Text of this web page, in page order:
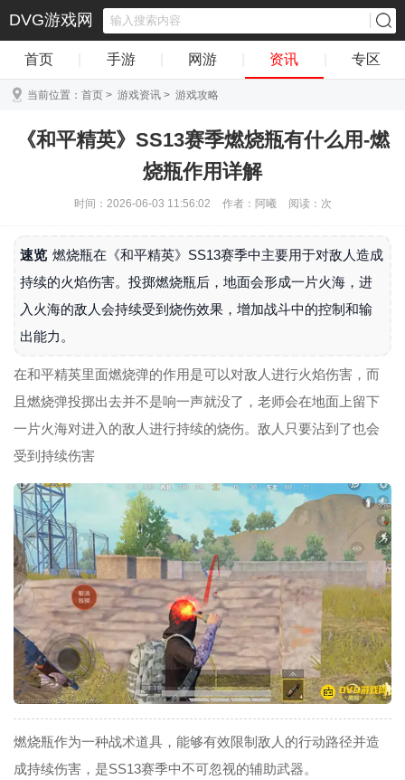
DVG游戏网
首页 手游 网游 资讯 专区
当前位置： 首页 > 游戏资讯 > 游戏攻略
《和平精英》SS13赛季燃烧瓶有什么用-燃
烧瓶作用详解
时间：2026-06-03 11:56:02 作者：阿曦 阅读： 次
速览 燃烧瓶在《和平精英》SS13赛季中主要用于对敌人造成
持续的火焰伤害。投掷燃烧瓶后，地面会形成一片火海，进
入火海的敌人会持续受到烧伤效果，增加战斗中的控制和输
出能力。
在和平精英里面燃烧弹的作用是可以对敌人进行火焰伤害，而
且燃烧弹投掷出去并不是响一声就没了，老师会在地面上留下
一片火海对进入的敌人进行持续的烧伤。敌人只要沾到了也会
受到持续伤害
燃烧瓶作为一种战术道具，能够有效限制敌人的行动路径并造
成持续伤害，是SS13赛季中不可忽视的辅助武器。